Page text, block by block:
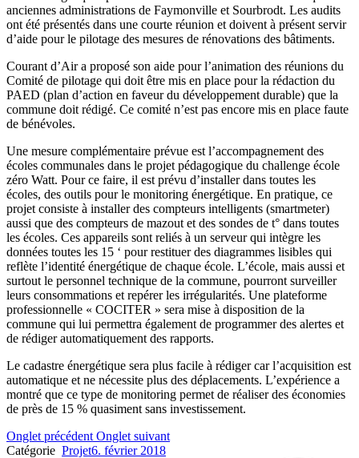
anciennes administrations de Faymonville et Sourbrodt. Les audits
ont été présentés dans une courte réunion et doivent à présent servir
d’aide pour le pilotage des mesures de rénovations des bâtiments.
Courant d’Air a proposé son aide pour l’animation des réunions du
Comité de pilotage qui doit être mis en place pour la rédaction du
PAED (plan d’action en faveur du développement durable) que la
commune doit rédigé. Ce comité n’est pas encore mis en place faute
de bénévoles.
Une mesure complémentaire prévue est l’accompagnement des
écoles communales dans le projet pédagogique du challenge école
zéro Watt. Pour ce faire, il est prévu d’installer dans toutes les
écoles, des outils pour le monitoring énergétique. En pratique, ce
projet consiste à installer des compteurs intelligents (smartmeter)
aussi que des compteurs de mazout et des sondes de t° dans toutes
les écoles. Ces appareils sont reliés à un serveur qui intègre les
données toutes les 15 ‘ pour restituer des diagrammes lisibles qui
reflète l’identité énergétique de chaque école. L’école, mais aussi et
surtout le personnel technique de la commune, pourront surveiller
leurs consommations et repérer les irrégularités. Une plateforme
professionnelle « COCITER » sera mise à disposition de la
commune qui lui permettra également de programmer des alertes et
de rédiger automatiquement des rapports.
Le cadastre énergétique sera plus facile à rédiger car l’acquisition est
automatique et ne nécessite plus des déplacements. L’expérience a
montré que ce type de monitoring permet de réaliser des économies
de près de 15 % quasiment sans investissement.
Onglet précédent Onglet suivant
Catégorie Projet6. février 2018